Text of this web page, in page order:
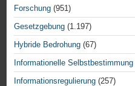
Forschung (951)
Gesetzgebung (1.197)
Hybride Bedrohung (67)
Informationelle Selbstbestimmung
Informationsregulierung (257)